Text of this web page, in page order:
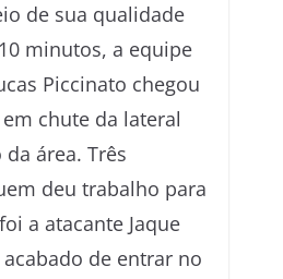
de sua qualidade
minutos, a equipe
Piccinato chegou
chute da lateral
área. Três
deu trabalho para
a atacante Jaque
de entrar no